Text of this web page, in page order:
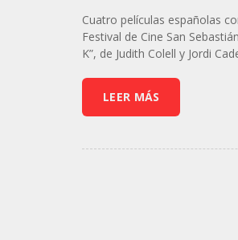
Cuatro películas españolas
Festival de Cine San
K”, de Judith Colell y Jordi
LEER MÁS